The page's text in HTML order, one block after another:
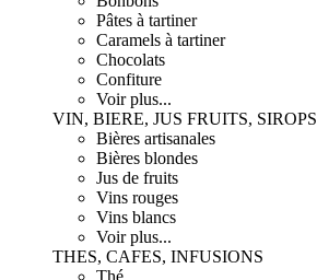
Pâtes à tartiner
Caramels à tartiner
Chocolats
Confiture
Voir plus...
VIN, BIERE, JUS FRUITS, SIROPS
Bières artisanales
Bières blondes
Jus de fruits
Vins rouges
Vins blancs
Voir plus...
THES, CAFES, INFUSIONS
Thé